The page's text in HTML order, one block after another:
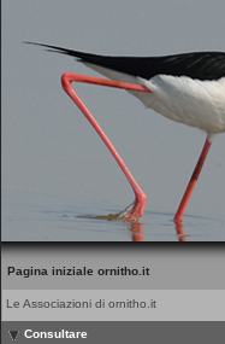
Pagina iniziale ornitho.it
Le Associazioni di ornitho.it
Consultare